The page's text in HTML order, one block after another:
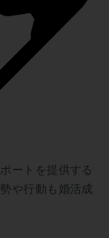
ートを提供する
や行動も婚活成